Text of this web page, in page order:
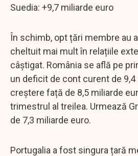
Suedia: +9,7 miliarde euro
În schimb, opt țări membre au
cheltuit mai mult în relațiile
câștigat. România se află pe
un deficit de cont curent de 9,4
creștere față de 8,5 miliarde
trimestrul al treilea. Urmează
de 7,3 miliarde euro.
Portugalia a fost singura țară